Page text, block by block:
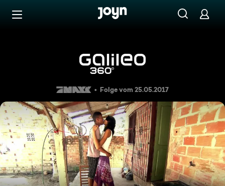
Zum Inhalt springen
Heute: "Crazy Rekorde 2"
Folge vom 25.05.2017